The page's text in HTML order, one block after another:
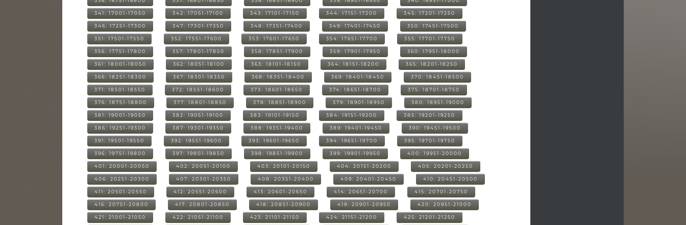
341: 17001-17050 342: 17051-17100 343: 17101-17150 344: 17151-17200 345: 17201-17250
346: 17251-17300 347: 17301-17350 348: 17351-17400 349: 17401-17450 350: 17451-17500
351: 17501-17550 352: 17551-17600 353: 17601-17650 354: 17651-17700 355: 17701-17750
356: 17751-17800 357: 17801-17850 358: 17851-17900 359: 17901-17950 360: 17951-18000
361: 18001-18050 362: 18051-18100 363: 18101-18150 364: 18151-18200 365: 18201-18250
366: 18251-18300 367: 18301-18350 368: 18351-18400 369: 18401-18450 370: 18451-18500
371: 18501-18550 372: 18551-18600 373: 18601-18650 374: 18651-18700 375: 18701-18750
376: 18751-18800 377: 18801-18850 378: 18851-18900 379: 18901-18950 380: 18951-19000
381: 19001-19050 382: 19051-19100 383: 19101-19150 384: 19151-19200 385: 19201-19250
386: 19251-19300 387: 19301-19350 388: 19351-19400 389: 19401-19450 390: 19451-19500
391: 19501-19550 392: 19551-19600 393: 19601-19650 394: 19651-19700 395: 19701-19750
396: 19751-19800 397: 19801-19850 398: 19851-19900 399: 19901-19950 400: 19951-20000
401: 20001-20050 402: 20051-20100 403: 20101-20150 404: 20151-20200 405: 20201-20250
406: 20251-20300 407: 20301-20350 408: 20351-20400 409: 20401-20450 410: 20451-20500
411: 20501-20550 412: 20551-20600 413: 20601-20650 414: 20651-20700 415: 20701-20750
416: 20751-20800 417: 20801-20850 418: 20851-20900 419: 20901-20950 420: 20951-21000
421: 21001-21050 422: 21051-21100 423: 21101-21150 424: 21151-21200 425: 21201-21250